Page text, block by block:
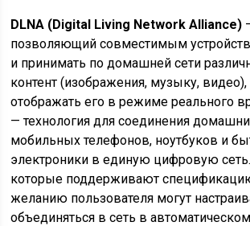
DLNA (Digital Living Network Alliance)
позволяющий совместимым
и принимать по домашней сети
контент (изображения, музыку,
отображать его в режиме реального
— технология для соединения
мобильных телефонов, ноутбуков и
электроники в единую цифровую сеть.
которые поддерживают
желанию пользователя могут
объединяться в сеть в